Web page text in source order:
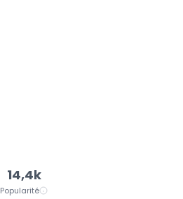
14,4k
Popularité